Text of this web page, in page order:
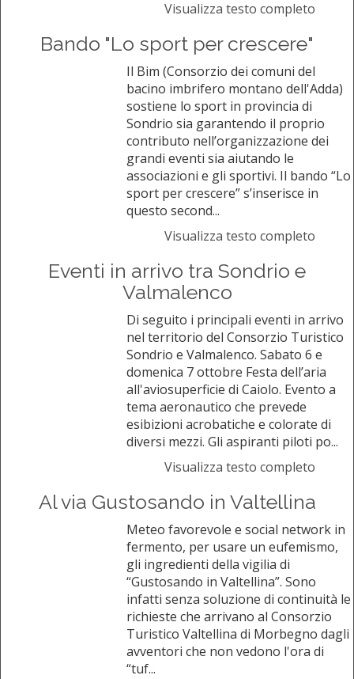
Visualizza testo completo
Bando "Lo sport per crescere"
Il Bim (Consorzio dei comuni del
bacino imbrifero montano dell'Adda)
sostiene lo sport in provincia di
Sondrio sia garantendo il proprio
contributo nell’organizzazione dei
grandi eventi sia aiutando le
associazioni e gli sportivi. Il bando “Lo
sport per crescere” s’inserisce in
questo second...
Visualizza testo completo
Eventi in arrivo tra Sondrio e
Valmalenco
Di seguito i principali eventi in arrivo
nel territorio del Consorzio Turistico
Sondrio e Valmalenco. Sabato 6 e
domenica 7 ottobre Festa dell’aria
all'aviosuperficie di Caiolo. Evento a
tema aeronautico che prevede
esibizioni acrobatiche e colorate di
diversi mezzi. Gli aspiranti piloti po...
Visualizza testo completo
Al via Gustosando in Valtellina
Meteo favorevole e social network in
fermento, per usare un eufemismo,
gli ingredienti della vigilia di
“Gustosando in Valtellina”. Sono
infatti senza soluzione di continuità le
richieste che arrivano al Consorzio
Turistico Valtellina di Morbegno dagli
avventori che non vedono l'ora di
“tuf...